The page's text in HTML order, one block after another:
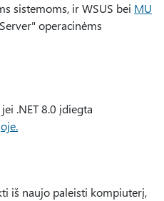
sistemoms, ir WSUS bei MU
operacinėms
.NET 8.0 įdiegta
iš naujo paleisti kompiuterį,